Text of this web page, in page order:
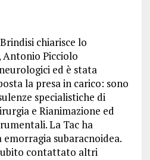
chiarisce lo
Picciolo
ed è stata
la presa in carico: sono
specialistiche di
e Rianimazione ed
La Tac ha
emorragia subaracnoidea.
contattato altri